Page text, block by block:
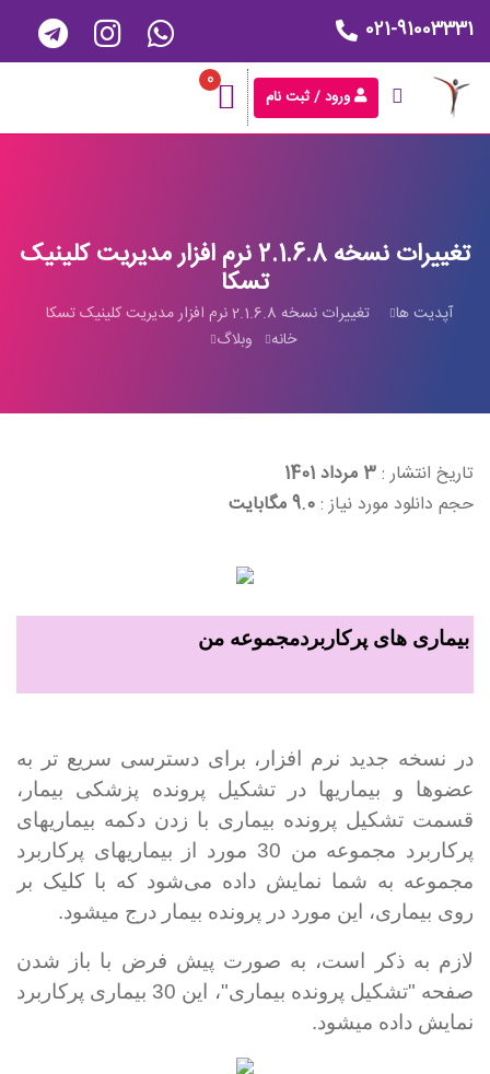
021-91003331
ورود / ثبت نام
0
تغییرات نسخه 2.1.6.8 نرم افزار مدیریت کلینیک
تسکا
تغییرات نسخه 2.1.6.8 نرم افزار مدیریت کلینیک تسکا
آپدیت ها
وبلاگ
خانه
تاریخ انتشار :3 مرداد 1401
حجم دانلود مورد نیاز :9.0 مگابایت
بیماری های پرکاربردمجموعه من
در نسخه جدید نرم افزار، برای دسترسی سریع تر به
عضوها و بیماری­ها در تشکیل پرونده پزشکی بیمار،
قسمت تشکیل پرونده بیماری با زدن دکمه بیماری­های
پرکاربرد مجموعه من 30 مورد از بیماری­های پرکاربرد
مجموعه به شما نمایش داده میشود که با کلیک بر
روی بیماری، این مورد در پرونده بیمار درج می­شود.
لازم به ذکر است، به صورت پیش فرض با باز شدن
صفحه "تشکیل پرونده بیماری"، این 30 بیماری پرکاربرد
نمایش داده می­شود.